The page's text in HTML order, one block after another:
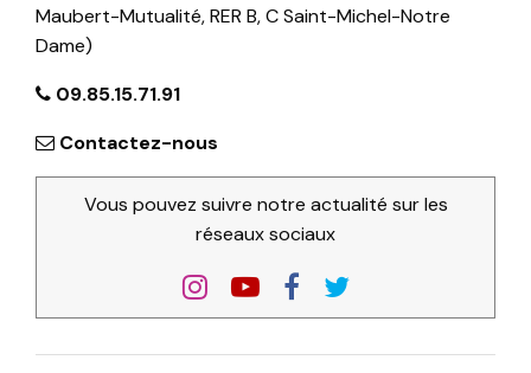
Maubert-Mutualité, RER B, C Saint-Michel-Notre
Dame)
09.85.15.71.91
Contactez-nous
Vous pouvez suivre notre actualité sur les
réseaux sociaux